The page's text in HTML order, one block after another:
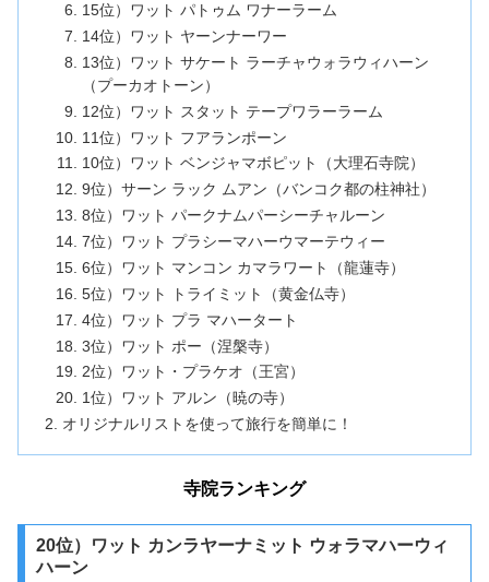
15位）ワット パトゥム ワナーラーム
14位）ワット ヤーンナーワー
13位）ワット サケート ラーチャウォラウィハーン
（プーカオトーン）
12位）ワット スタット テープワラーラーム
11位）ワット フアランポーン
10位）ワット ベンジャマボピット（大理石寺院）
9位）サーン ラック ムアン（バンコク都の柱神社）
8位）ワット パークナムパーシーチャルーン
7位）ワット プラシーマハーウマーテウィー
6位）ワット マンコン カマラワート（龍蓮寺）
5位）ワット トライミット（黄金仏寺）
4位）ワット プラ マハータート
3位）ワット ポー（涅槃寺）
2位）ワット・プラケオ（王宮）
1位）ワット アルン（暁の寺）
オリジナルリストを使って旅行を簡単に！
寺院ランキング
20位）ワット カンラヤーナミット ウォラマハーウィ
ハーン